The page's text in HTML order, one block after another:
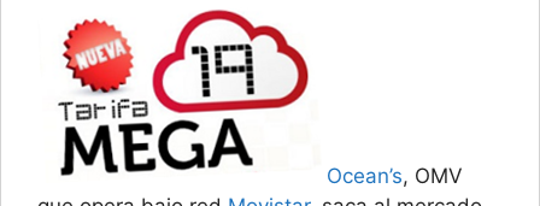
Ocean’s, OMV